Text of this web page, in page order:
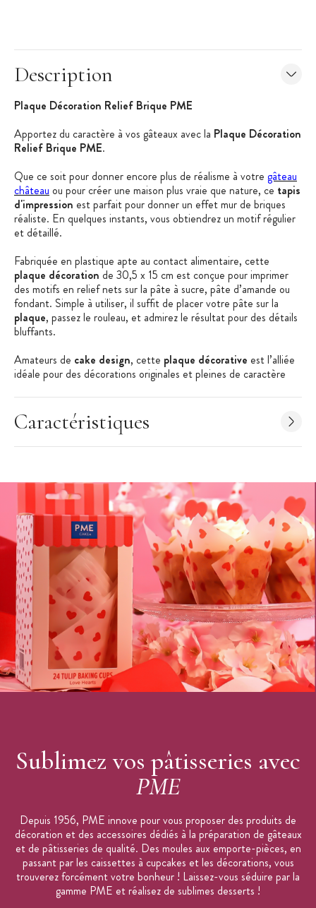
Description
Plaque Décoration Relief Brique PME
Apportez du caractère à vos gâteaux avec la Plaque Décoration
Relief Brique PME.
Que ce soit pour donner encore plus de réalisme à votre gâteau
château ou pour créer une maison plus vraie que nature, ce tapis
d'impression est parfait pour donner un effet mur de briques
réaliste. En quelques instants, vous obtiendrez un motif régulier
et détaillé.
Fabriquée en plastique apte au contact alimentaire, cette
plaque décoration de 30,5 x 15 cm est conçue pour imprimer
des motifs en relief nets sur la pâte à sucre, pâte d’amande ou
fondant. Simple à utiliser, il suffit de placer votre pâte sur la
plaque, passez le rouleau, et admirez le résultat pour des détails
bluffants.
Amateurs de cake design, cette plaque décorative est l’alliée
idéale pour des décorations originales et pleines de caractère
Les + produit :
Motifs brique en relief
Démoulage facile
Caractéristiques de la plaque :
Plaque décoration relief
Matière : plastique apte au contact alimentaire
Couleur : transparent
Dimensions : 30,5 x 15 cm
Motifs : brique
Utilisation : pâte à sucre, pâte d’amande, fondant
Conseil d’utilisation, recouvrez la plaque de pâte à sucre
avant de passer le rouleau à pâtisserie par-dessus et ainsi
retrouver des motifs imprimés en relief
Caractéristiques
Sublimez vos pâtisseries avec
PME
Depuis 1956, PME innove pour vous proposer des produits de
décoration et des accessoires dédiés à la préparation de gâteaux
et de pâtisseries de qualité. Des moules aux emporte-pièces, en
passant par les caissettes à cupcakes et les décorations, vous
trouverez forcément votre bonheur ! Laissez-vous séduire par la
gamme PME et réalisez de sublimes desserts !